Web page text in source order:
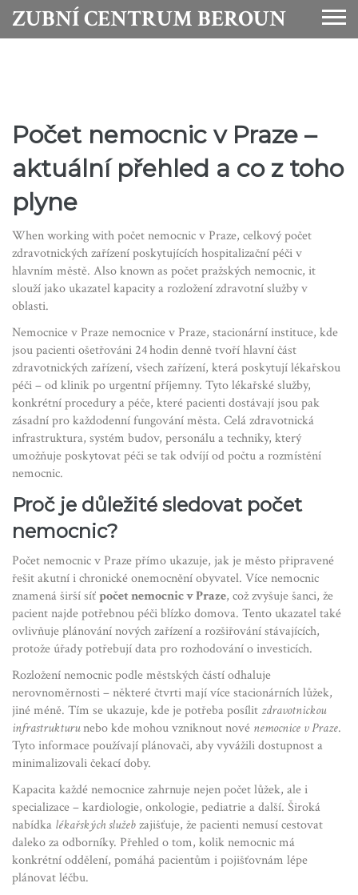
ZUBNÍ CENTRUM BEROUN
Počet nemocnic v Praze –
aktuální přehled a co z toho
plyne
When working withpočet nemocnic v Praze, celkový počet
zdravotnických zařízení poskytujících hospitalizační péči v
hlavním městě. Also known as počet pražských nemocnic, it
slouží jako ukazatel kapacity a rozložení zdravotní služby v
oblasti.
Nemocnice v Prazenemocnice v Praze, stacionární instituce, kde
jsou pacienti ošetřováni 24 hodin dennětvoří hlavní část
zdravotnických zařízení, všech zařízení, která poskytují lékařskou
péči – od klinik po urgentní příjemny. Tytolékařské služby,
konkrétní procedury a péče, které pacienti dostávají jsou pak
zásadní pro každodenní fungování města. Celázdravotnická
infrastruktura, systém budov, personálu a techniky, který
umožňuje poskytovat péčise tak odvíjí od počtu a rozmístění
nemocnic.
Proč je důležité sledovat počet
nemocnic?
Počet nemocnic v Praze přímo ukazuje, jak je město připravené
řešit akutní i chronické onemocnění obyvatel. Více nemocnic
znamená širší síťpočet nemocnic v Praze, což zvyšuje šanci, že
pacient najde potřebnou péči blízko domova. Tento ukazatel také
ovlivňuje plánování nových zařízení a rozšiřování stávajících,
protože úřady potřebují data pro rozhodování o investicích.
Rozložení nemocnic podle městských částí odhaluje
nerovnoměrnosti – některé čtvrti mají více stacionárních lůžek,
jiné méně. Tím se ukazuje, kde je potřeba posílit zdravotnickou
infrastrukturunebo kde mohou vzniknout nové nemocnice v Praze.
Tyto informace používají plánovači, aby vyvážili dostupnost a
minimalizovali čekací doby.
Kapacita každé nemocnice zahrnuje nejen počet lůžek, ale i
specializace – kardiologie, onkologie, pediatrie a další. Široká
nabídka lékařských služebzajišťuje, že pacienti nemusí cestovat
daleko za odborníky. Přehled o tom, kolik nemocnic má
konkrétní oddělení, pomáhá pacientům i pojišťovnám lépe
plánovat léčbu.